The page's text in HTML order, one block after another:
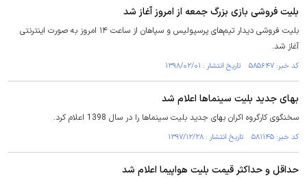
بلیت فروشی بازی بزرگ جمعه از امروز آغاز شد
بلیت فروشی دیدار تیم‌های پرسپولیس و سپاهان از ساعت ۱۴ امروز به صورت اینترنتی
آغاز شد.
کد خبر: ۵۸۵۶۴۷ تاریخ انتشار : ۱۳۹۸/۰۲/۰۱
بهای جدید بلیت سینماها اعلام شد
سخنگوی کارگروه اکران بهای جدید بلیت‌ سینماها را در سال 1398 اعلام کرد.
کد خبر: ۵۸۱۱۴۵ تاریخ انتشار : ۱۳۹۷/۱۲/۲۸
حداقل و حداکثر قیمت بلیت هواپیما اعلام شد